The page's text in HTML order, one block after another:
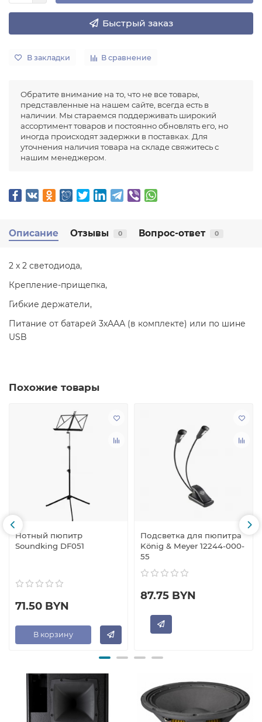
Быстрый заказ
В закладки В сравнение
Обратите внимание на то, что не все товары,
представленные на нашем сайте, всегда есть в
наличии. Мы стараемся поддерживать широкий
ассортимент товаров и постоянно обновлять его, но
иногда происходят задержки в поставках. Для
уточнения наличия товара на складе свяжитесь с
нашим менеджером.
Описание Отзывы 0 Вопрос-ответ 0
2 x 2 светодиода,
Крепление-прищепка,
Гибкие держатели,
Питание от батарей 3хААА (в комплекте) или по шине
USB
Похожие товары
Нотный пюпитр
Soundking DF051
71.50 BYN
В корзину
Подсветка для пюпитра
König & Meyer 12244-000-
55
87.75 BYN